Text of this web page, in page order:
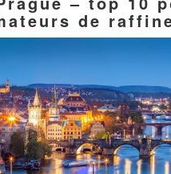
de